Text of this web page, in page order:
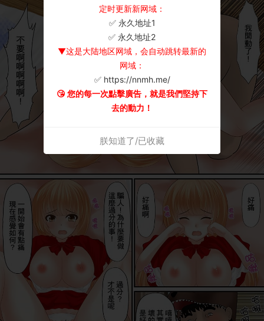
定时更新新网域：
✅ 永久地址1
✅ 永久地址2
▼这是大陆地区网域，会自动跳转最新的
网域：
✅ https://nnmh.me/
😘 您的每一次點擊廣告，就是我們堅持下
去的動力！
朕知道了/已收藏